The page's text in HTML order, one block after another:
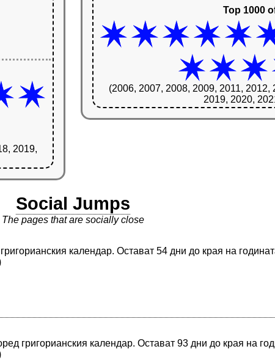
2019,
Top 1000
(2006, 2007, 2008, 2009, 2011,
2019, 2020,
Social Jumps
The pages that are socially close
календар. Остават 54 дни до края на
григорианския календар. Остават 93 дни до края на